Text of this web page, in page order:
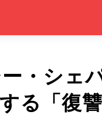
・シェ
る「復